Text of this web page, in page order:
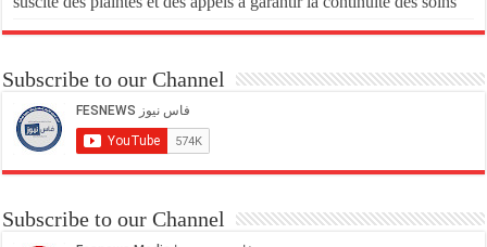
Subscribe to our Channel
Subscribe to our Channel